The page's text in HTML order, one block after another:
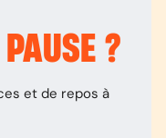
?
et de repos à